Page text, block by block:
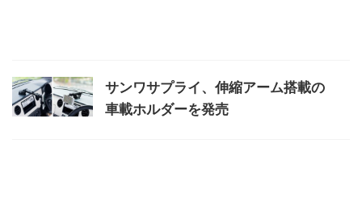
サンワサプライ、伸縮アーム搭載の
車載ホルダーを発売